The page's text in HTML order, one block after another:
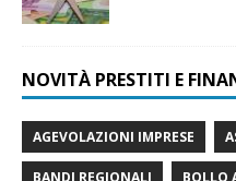
NOVITÀ PRESTITI E
AGEVOLAZIONI IMPRESE